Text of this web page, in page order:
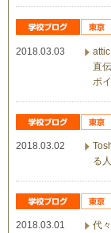
2018.03.03
直
ポ
2018.03.02
る
2018.03.01
代